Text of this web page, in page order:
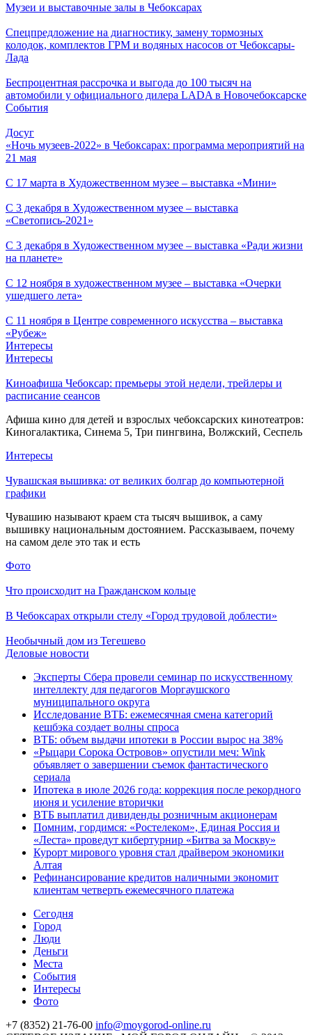
Музеи и выставочные залы в Чебоксарах
Спецпредложение на диагностику, замену тормозных
колодок, комплектов ГРМ и водяных насосов от Чебоксары-
Лада
Беспроцентная рассрочка и выгода до 100 тысяч на
автомобили у официального дилера LADA в Новочебоксарске
События
Досуг
«Ночь музеев-2022» в Чебоксарах: программа мероприятий на
21 мая
С 17 марта в Художественном музее – выставка «Мини»
С 3 декабря в Художественном музее – выставка
«Светопись-2021»
С 3 декабря в Художественном музее – выставка «Ради жизни
на планете»
С 12 ноября в художественном музее – выставка «Очерки
ушедшего лета»
С 11 ноября в Центре современного искусства – выставка
«Рубеж»
Интересы
Интересы
Киноафиша Чебоксар: премьеры этой недели, трейлеры и
расписание сеансов
Афиша кино для детей и взрослых чебоксарских кинотеатров:
Киногалактика, Синема 5, Три пингвина, Волжский, Сеспель
Интересы
Чувашская вышивка: от великих болгар до компьютерной
графики
Чувашию называют краем ста тысяч вышивок, а саму
вышивку национальным достоянием. Рассказываем, почему
на самом деле это так и есть
Фото
Что происходит на Гражданском кольце
В Чебоксарах открыли стелу «Город трудовой доблести»
Необычный дом из Тегешево
Деловые новости
Эксперты Сбера провели семинар по искусственному
интеллекту для педагогов Моргаушского
муниципального округа
Исследование ВТБ: ежемесячная смена категорий
кешбэка создает волны спроса
ВТБ: объем выдачи ипотеки в России вырос на 38%
«Рыцари Сорока Островов» опустили меч: Wink
объявляет о завершении съемок фантастического
сериала
Ипотека в июле 2026 года: коррекция после рекордного
июня и усиление вторички
ВТБ выплатил дивиденды розничным акционерам
Помним, гордимся: «Ростелеком», Единая Россия и
«Леста» проведут кибертурнир «Битва за Москву»
Курорт мирового уровня стал драйвером экономики
Алтая
Рефинансирование кредитов наличными экономит
клиентам четверть ежемесячного платежа
Cегодня
Город
Люди
Деньги
Места
События
Интересы
Фото
+7 (8352) 21-76-00 info@moygorod-online.ru